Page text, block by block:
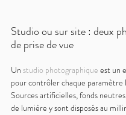
Studio ou sur site : deux
de prise de vue
Un studio photographique est un
pour contrôler chaque paramètre
Sources artificielles, fonds
de lumière y sont disposés au